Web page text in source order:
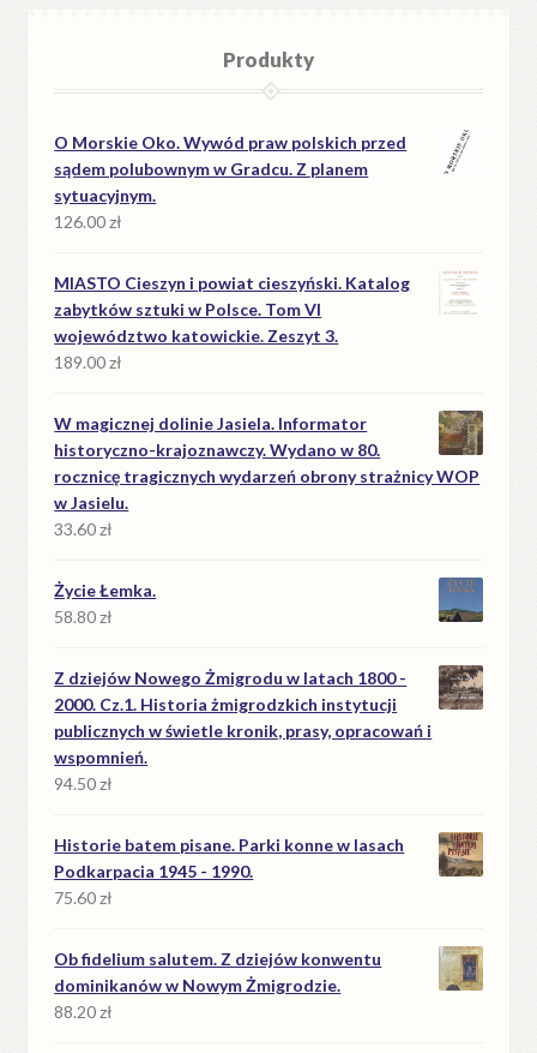
Produkty
O Morskie Oko. Wywód praw polskich przed
sądem polubownym w Gradcu. Z planem
sytuacyjnym.
126.00zł
MIASTO Cieszyn i powiat cieszyński. Katalog
zabytków sztuki w Polsce. Tom VI
województwo katowickie. Zeszyt 3.
189.00zł
W magicznej dolinie Jasiela. Informator
historyczno-krajoznawczy. Wydano w 80.
rocznicę tragicznych wydarzeń obrony strażnicy WOP
w Jasielu.
33.60zł
Życie Łemka.
58.80zł
Z dziejów Nowego Żmigrodu w latach 1800 -
2000. Cz.1. Historia żmigrodzkich instytucji
publicznych w świetle kronik, prasy, opracowań i
wspomnień.
94.50zł
Historie batem pisane. Parki konne w lasach
Podkarpacia 1945 - 1990.
75.60zł
Ob fidelium salutem. Z dziejów konwentu
dominikanów w Nowym Żmigrodzie.
88.20zł